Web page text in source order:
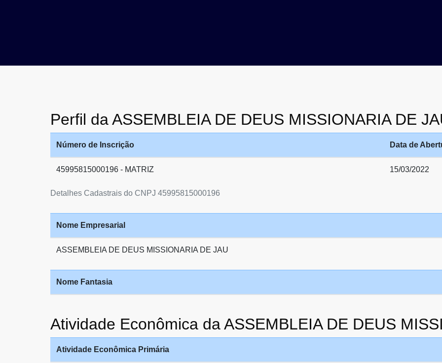
Perfil da ASSEMBLEIA DE DEUS MISSIONARIA DE
Detalhes Cadastrais do CNPJ 45995815000196
Número de Inscrição Data de
45995815000196 - MATRIZ 15/03/2022
Nome Empresarial
ASSEMBLEIA DE DEUS MISSIONARIA DE JAU
Nome Fantasia
Atividade Econômica da ASSEMBLEIA DE DEUS
Atividade Econômica Primária